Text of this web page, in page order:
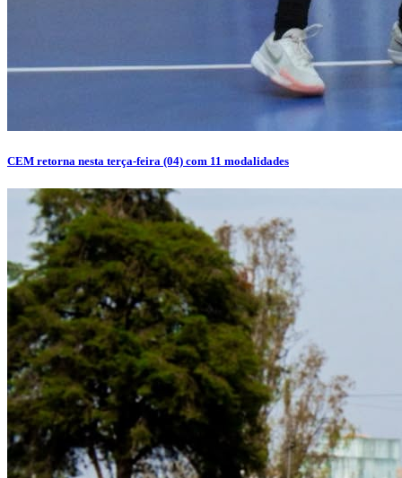
CEM retorna nesta terça-feira (04) com 11 modalidades